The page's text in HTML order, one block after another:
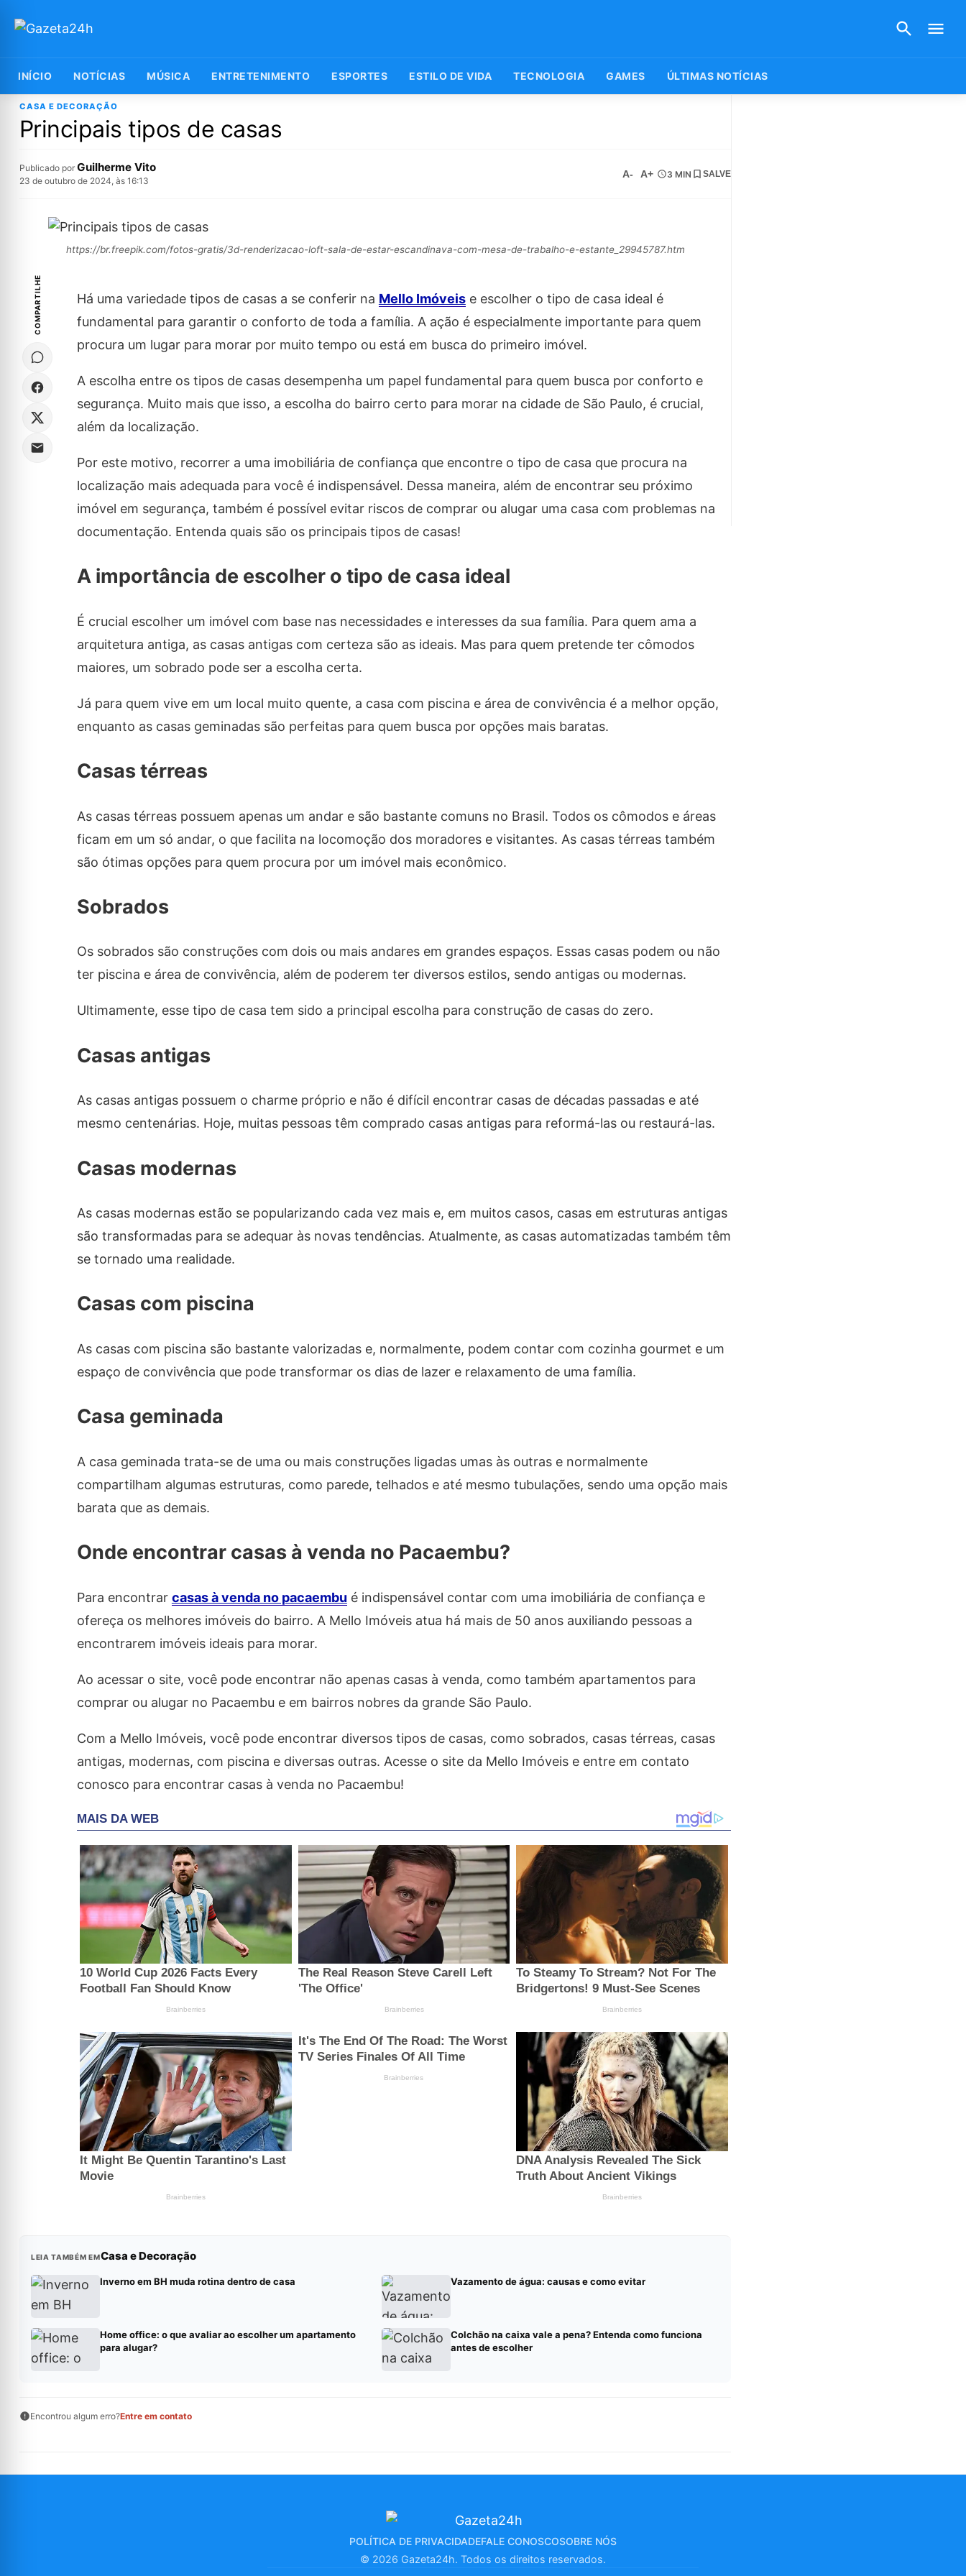
INÍCIO NOTÍCIAS MÚSICA ENTRETENIMENTO ESPORTES ESTILO DE VIDA TECNOLOGIA GAMES ÚLTIMAS NOTÍCIAS
CASA E DECORAÇÃO
Principais tipos de casas
Publicado por Guilherme Vito
23 de outubro de 2024, às 16:13
A- A+ 3 MIN SALVE
https://br.freepik.com/fotos-gratis/3d-renderizacao-loft-sala-de-estar-escandinava-com-mesa-de-trabalho-e-estante_29945787.htm
COMPARTILHE Há uma variedade tipos de casas a se conferir na Mello Imóveise escolher o tipo de casa ideal é
fundamental para garantir o conforto de toda a família. A ação é especialmente importante para quem
procura um lugar para morar por muito tempo ou está em busca do primeiro imóvel.
A escolha entre os tipos de casas desempenha um papel fundamental para quem busca por conforto e
segurança. Muito mais que isso, a escolha do bairro certo para morar na cidade de São Paulo, é crucial,
além da localização.
Por este motivo, recorrer a uma imobiliária de confiança que encontre o tipo de casa que procura na
localização mais adequada para você é indispensável. Dessa maneira, além de encontrar seu próximo
imóvel em segurança, também é possível evitar riscos de comprar ou alugar uma casa com problemas na
documentação. Entenda quais são os principais tipos de casas!
A importância de escolher o tipo de casa ideal
É crucial escolher um imóvel com base nas necessidades e interesses da sua família. Para quem ama a
arquitetura antiga, as casas antigas com certeza são as ideais. Mas para quem pretende ter cômodos
maiores, um sobrado pode ser a escolha certa.
Já para quem vive em um local muito quente, a casa com piscina e área de convivência é a melhor opção,
enquanto as casas geminadas são perfeitas para quem busca por opções mais baratas.
Casas térreas
As casas térreas possuem apenas um andar e são bastante comuns no Brasil. Todos os cômodos e áreas
ficam em um só andar, o que facilita na locomoção dos moradores e visitantes. As casas térreas também
são ótimas opções para quem procura por um imóvel mais econômico.
Sobrados
Os sobrados são construções com dois ou mais andares em grandes espaços. Essas casas podem ou não
ter piscina e área de convivência, além de poderem ter diversos estilos, sendo antigas ou modernas.
Ultimamente, esse tipo de casa tem sido a principal escolha para construção de casas do zero.
Casas antigas
As casas antigas possuem o charme próprio e não é difícil encontrar casas de décadas passadas e até
mesmo centenárias. Hoje, muitas pessoas têm comprado casas antigas para reformá-las ou restaurá-las.
Casas modernas
As casas modernas estão se popularizando cada vez mais e, em muitos casos, casas em estruturas antigas
são transformadas para se adequar às novas tendências. Atualmente, as casas automatizadas também têm
se tornado uma realidade.
Casas com piscina
As casas com piscina são bastante valorizadas e, normalmente, podem contar com cozinha gourmet e um
espaço de convivência que pode transformar os dias de lazer e relaxamento de uma família.
Casa geminada
A casa geminada trata-se de uma ou mais construções ligadas umas às outras e normalmente
compartilham algumas estruturas, como parede, telhados e até mesmo tubulações, sendo uma opção mais
barata que as demais.
Onde encontrar casas à venda no Pacaembu?
Para encontrar casas à venda no pacaembu é indispensável contar com uma imobiliária de confiança e
ofereça os melhores imóveis do bairro. A Mello Imóveis atua há mais de 50 anos auxiliando pessoas a
encontrarem imóveis ideais para morar.
Ao acessar o site, você pode encontrar não apenas casas à venda, como também apartamentos para
comprar ou alugar no Pacaembu e em bairros nobres da grande São Paulo.
Com a Mello Imóveis, você pode encontrar diversos tipos de casas, como sobrados, casas térreas, casas
antigas, modernas, com piscina e diversas outras. Acesse o site da Mello Imóveis e entre em contato
conosco para encontrar casas à venda no Pacaembu!
LEIA TAMBÉM EMCasa e Decoração
Inverno em BH muda rotina dentro de casa Vazamento de água: causas e como evitar
Home office: o que avaliar ao escolher um apartamento
para alugar?
Colchão na caixa vale a pena? Entenda como funciona
antes de escolher
Encontrou algum erro?Entre em contato
POLÍTICA DE PRIVACIDADEFALE CONOSCOSOBRE NÓS
© 2026 Gazeta24h. Todos os direitos reservados.